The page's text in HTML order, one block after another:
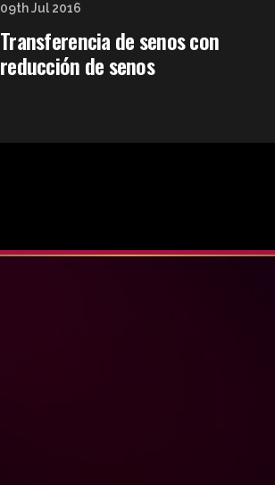
09th Jul 2016
Transferencia de senos con
reducción de senos